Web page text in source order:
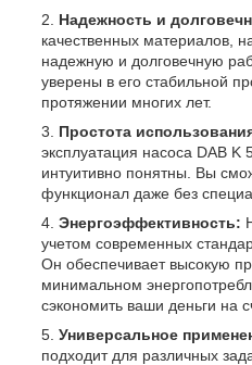
Надежность и
качественных материалов,
надежную и долговечную
уверены в его стабильной
протяжении многих лет.
Простота
эксплуатация насоса DAB K
интуитивно понятны. Вы
функционал даже без
Энергоэффективность:
учетом современных
Он обеспечивает высокую
минимальном
сэкономить ваши деньги на
Универсальное
подходит для различных